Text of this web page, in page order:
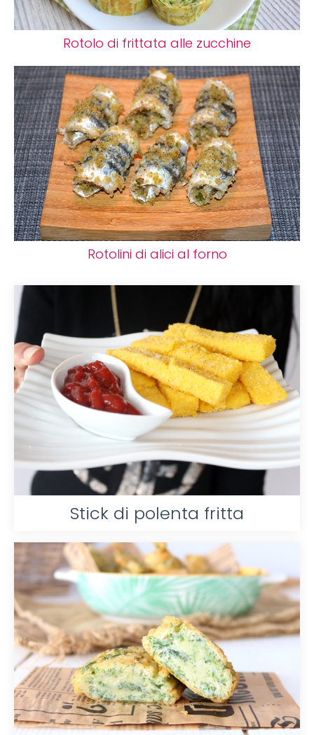
Rotolo di frittata alle zucchine
Rotolini di alici al forno
Stick di polenta fritta